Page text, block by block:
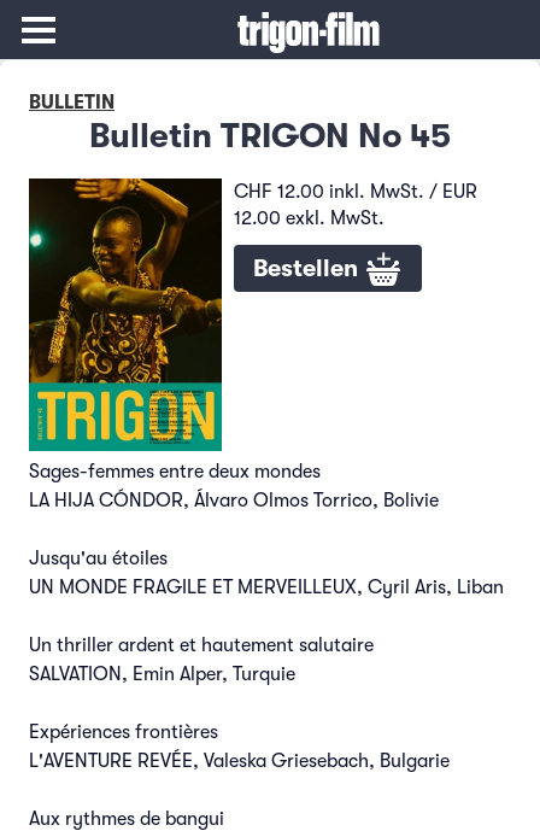
BULLETIN
Bulletin TRIGON No 45
CHF 12.00 inkl. MwSt. / EUR
12.00 exkl. MwSt.
Bestellen
Sages-femmes entre deux mondes
LA HIJA CÓNDOR, Álvaro Olmos Torrico, Bolivie
Jusqu'au étoiles
UN MONDE FRAGILE ET MERVEILLEUX, Cyril Aris, Liban
Un thriller ardent et hautement salutaire
SALVATION, Emin Alper, Turquie
Expériences frontières
L'AVENTURE REVÉE, Valeska Griesebach, Bulgarie
Aux rythmes de bangui